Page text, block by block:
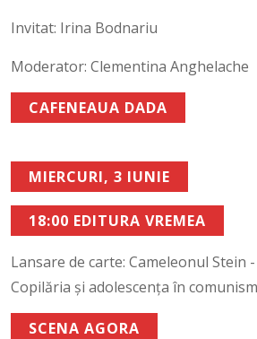
Invitat: Irina Bodnariu
Moderator: Clementina Anghelache
CAFENEAUA DADA
MIERCURI, 3 IUNIE
18:00 EDITURA VREMEA
Lansare de carte: Cameleonul Stein
Copilăria și adolescența în comunism
SCENA AGORA